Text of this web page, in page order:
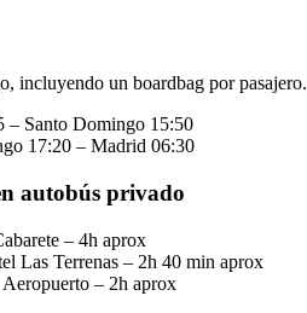
incluyendo un boardbag por pasajero.
– Santo Domingo 15:50
17:20 – Madrid 06:30
autobús privado
– 4h aprox
Las Terrenas – 2h 40 min aprox
– 2h aprox